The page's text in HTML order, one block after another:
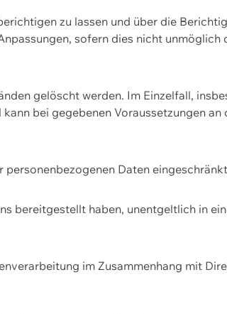
zu lassen und über die
sofern dies nicht unmöglich
gelöscht werden. Im Einzelfall,
bei gegebenen Voraussetzungen
personenbezogenen Daten
bereitgestellt haben, unentgeltlich in
im Zusammenhang mit